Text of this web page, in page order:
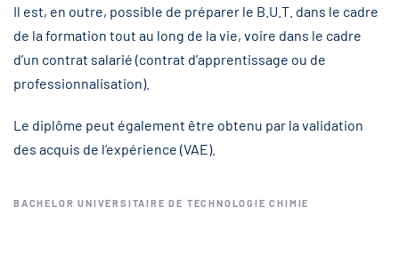
Il est, en outre, possible de préparer le B.U.T. dans le cadre
de la formation tout au long de la vie, voire dans le cadre
d’un contrat salarié (contrat d’apprentissage ou de
professionnalisation).
Le diplôme peut également être obtenu par la validation
des acquis de l’expérience (VAE).
BACHELOR UNIVERSITAIRE DE TECHNOLOGIE CHIMIE